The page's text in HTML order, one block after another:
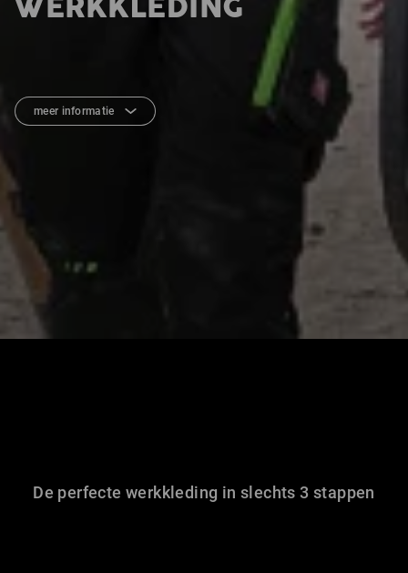
meer informatie
De perfecte werkkleding in slechts 3 stappen